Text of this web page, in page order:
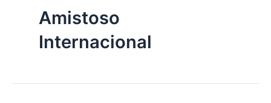
Amistoso
Internacional